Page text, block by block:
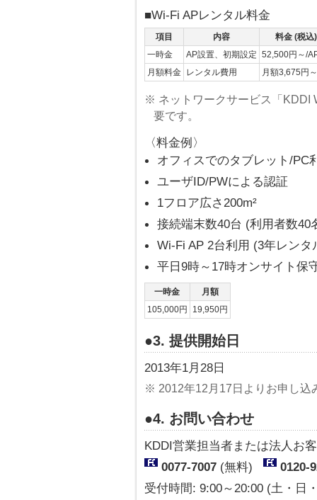
■Wi-Fi APレンタル料金
項目 内容
料金 (税込)
一時金
AP設置、初期設定 52,500円～/
月額料金
レンタル費用 月額3,675円
※ ネットワークサービス「KDDI
要です。
〈料金例〉
オフィスでのタブレット/PC
ユーザID/PWによる認証
1フロア広さ200m²
接続端末数40台 (利用者数40
Wi-Fi AP 2台利用 (3年レンタ
平日9時～17時オンサイト保
一時金
月額
105,000円
19,950円
●3. 提供開始日
2013年1月28日
※ 2012年12月17日よりお申し込
●4. お問い合わせ
KDDI営業担当者または法人お
0077-7007(無料)
0120-
受付時間: 9:00～20:00 (土・日